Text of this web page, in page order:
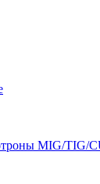
MIG/TIG/